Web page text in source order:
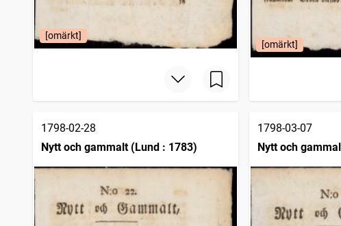
[omärkt]
[omärkt]
1798-02-28
Nytt och gammalt (Lund : 1783)
1798-03-07
Nytt och